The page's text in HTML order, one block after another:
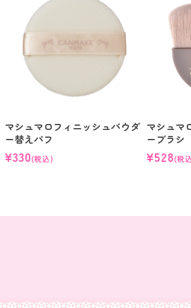
マシュマロフィニッシュパウダ
ー替えパフ
¥330(税込)
マシュマ
ーブラシ
¥528(税